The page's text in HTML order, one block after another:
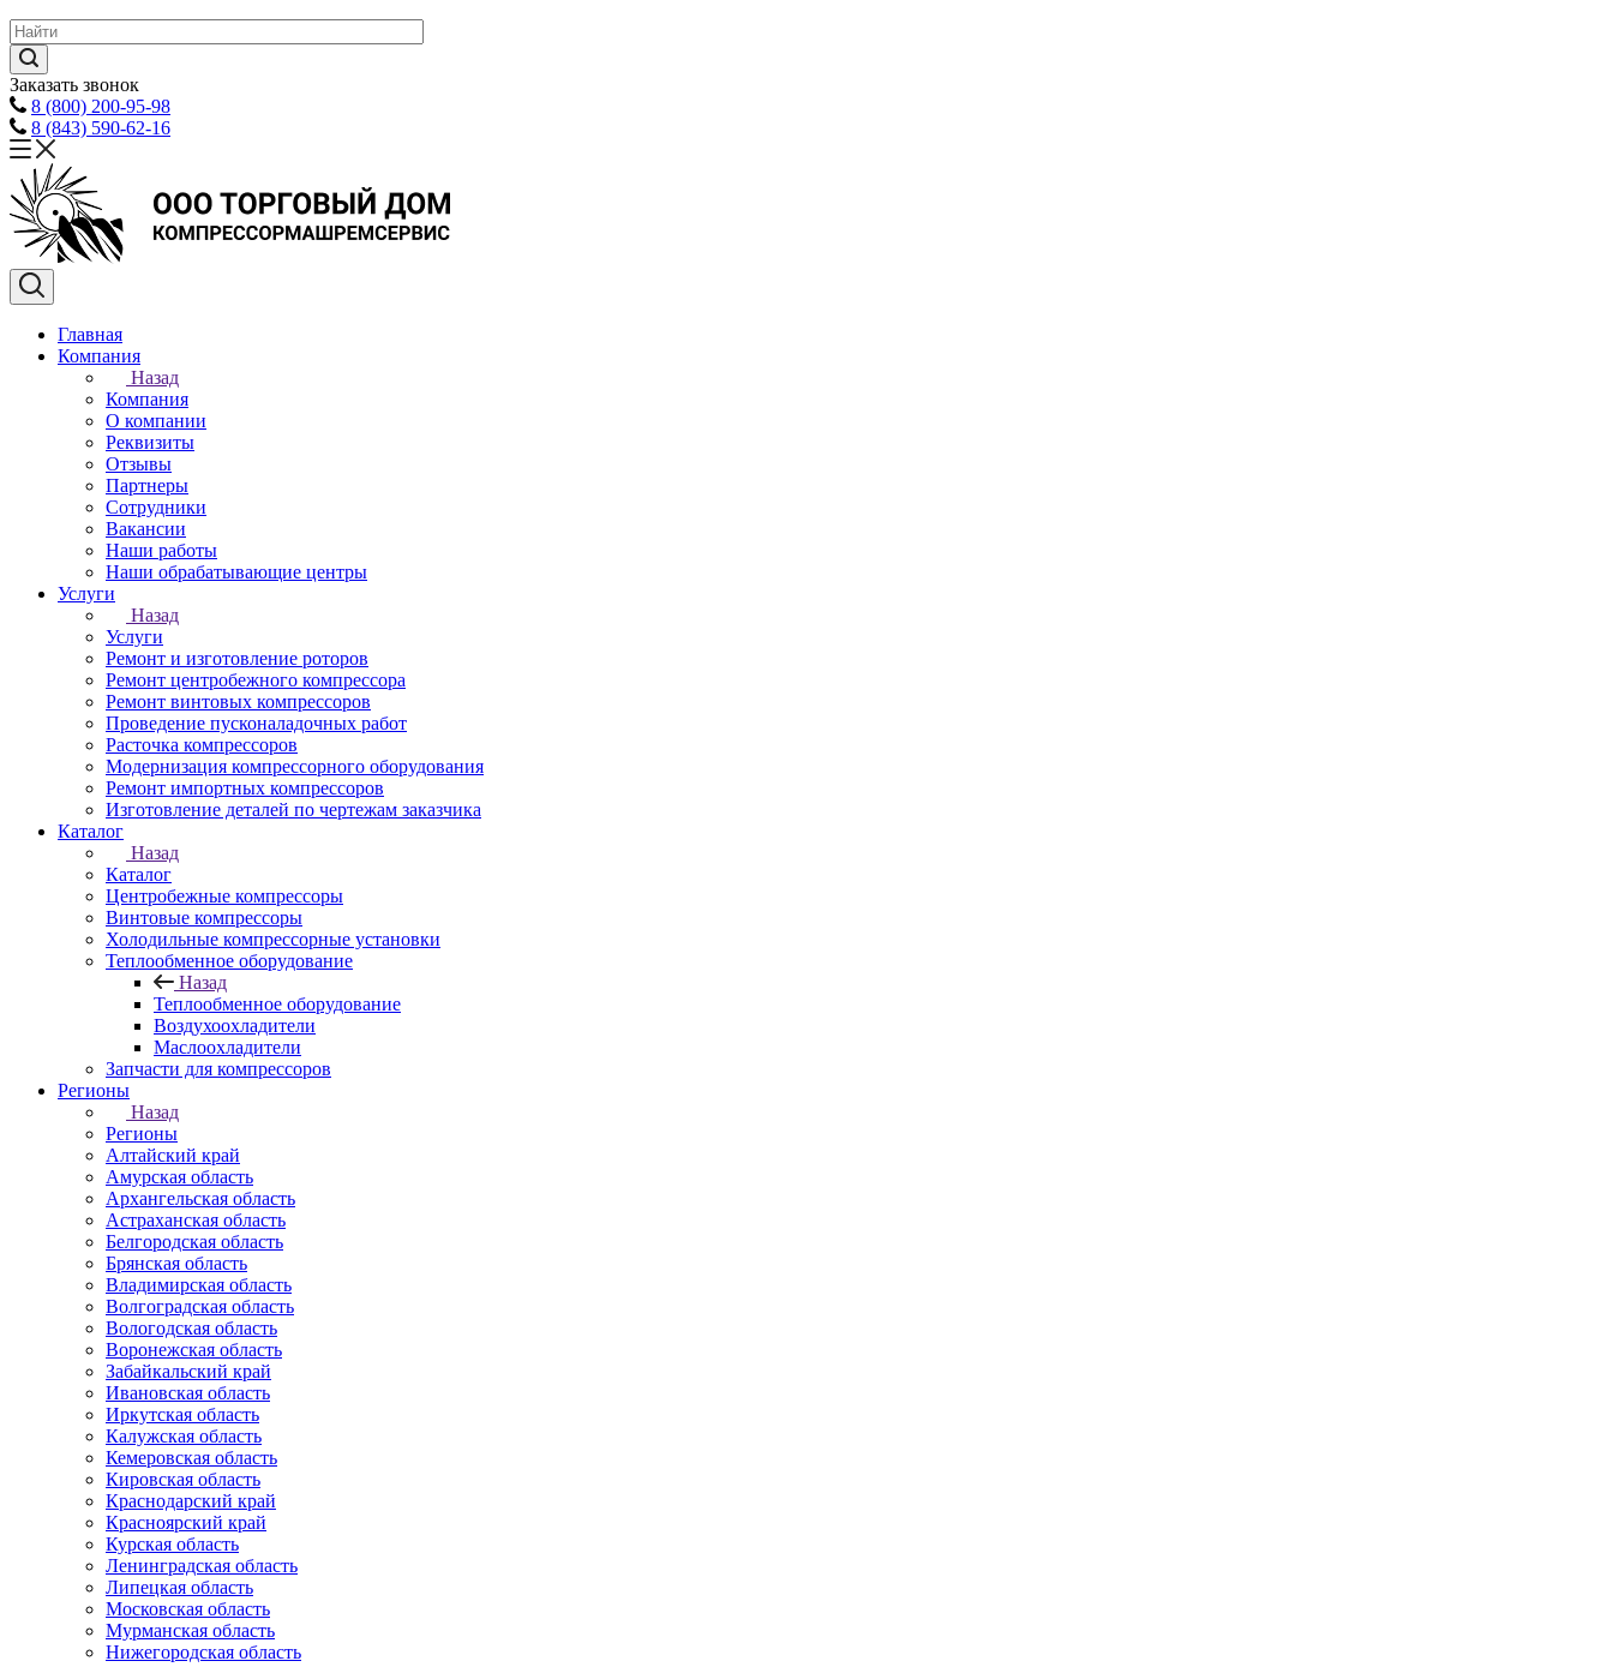
Заказать звонок
8 (800) 200-95-98
8 (843) 590-62-16
Главная
Компания
Назад
Компания
О компании
Реквизиты
Отзывы
Партнеры
Сотрудники
Вакансии
Наши работы
Наши обрабатывающие центры
Услуги
Назад
Услуги
Ремонт и изготовление роторов
Ремонт центробежного компрессора
Ремонт винтовых компрессоров
Проведение пусконаладочных работ
Расточка компрессоров
Модернизация компрессорного оборудования
Ремонт импортных компрессоров
Изготовление деталей по чертежам заказчика
Каталог
Назад
Каталог
Центробежные компрессоры
Винтовые компрессоры
Холодильные компрессорные установки
Теплообменное оборудование
Назад
Теплообменное оборудование
Воздухоохладители
Маслоохладители
Запчасти для компрессоров
Регионы
Назад
Регионы
Алтайский край
Амурская область
Архангельская область
Астраханская область
Белгородская область
Брянская область
Владимирская область
Волгоградская область
Вологодская область
Воронежская область
Забайкальский край
Ивановская область
Иркутская область
Калужская область
Кемеровская область
Кировская область
Краснодарский край
Красноярский край
Курская область
Ленинградская область
Липецкая область
Московская область
Мурманская область
Нижегородская область